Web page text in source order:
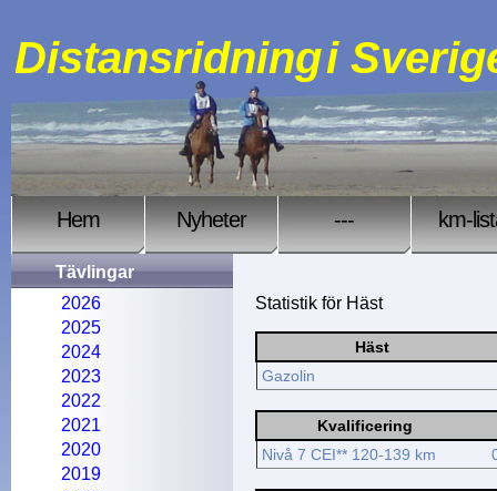
Distansridningi
Hem Nyheter --- km-
Statistik för Häst
Häst
Gazolin
Kvalificering
Nivå 7 CEI** 120-139 km
Tävlingar
2026
2025
2024
2023
2022
2021
2020
2019